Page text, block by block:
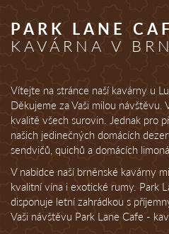
PARK LANE
KAVÁRNA V
Vítejte na stránce naší kavárny u
Děkujeme za Vaši milou návštěvu.
kvalitě všech surovin. Jednak pro
našich jedinečných domácích
sendvičů, quichů a domácích
V nabídce naší brněnské kavárny
kvalitní vína i exotické rumy. Park
disponuje letní zahrádkou s
Vaši návštěvu Park Lane Cafe -